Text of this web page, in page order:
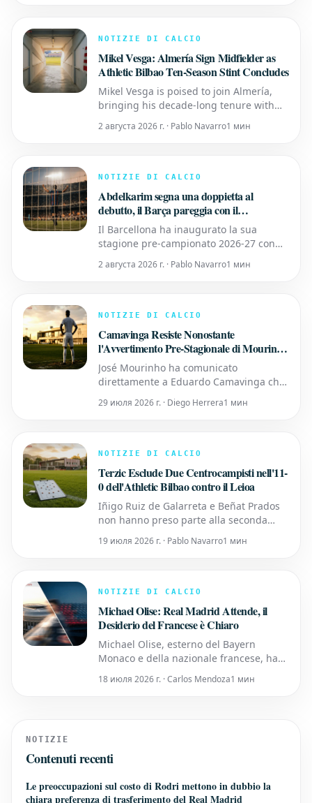
quotidiano spagnolo afferma che il
NOTIZIE DI CALCIO
Mikel Vesga: Almería Sign Midfielder as
Athletic Bilbao Ten-Season Stint Concludes
Mikel Vesga is poised to join Almería,
bringing his decade-long tenure with
old midfielder, a left-footed player, is
formality. Almería Secures Vesga's
2 августа 2026 г. · Pablo Navarro1 мин
NOTIZIE DI CALCIO
Abdelkarim segna una doppietta al
debutto, il Barça pareggia con il
Birmingham
Il Barcellona ha inaugurato la sua
stagione pre-campionato 2026-27 con
Birmingham City a St Andrew’s, venerdì.
bottino di gol con i blaugrana.
tempo a
2 августа 2026 г. · Pablo Navarro1 мин
NOTIZIE DI CALCIO
Camavinga Resiste Nonostante
l'Avvertimento Pre-Stagionale di Mourinho
al Real Madrid
José Mourinho ha comunicato
direttamente a Eduardo Camavinga che
nella prossima stagione saranno
restare e lottare per il suo posto. Lo
Valentín i
29 июля 2026 г. · Diego Herrera1 мин
NOTIZIE DI CALCIO
Terzic Esclude Due Centrocampisti nell'11-
0 dell'Athletic Bilbao contro il Leioa
Iñigo Ruiz de Galarreta e Beñat Prados
non hanno preso parte alla seconda
Bilbao a Sarriena. L'allenatore Edin
senza impiegare nessuno dei due
19 июля 2026 г. · Pablo Navarro1 мин
NOTIZIE DI CALCIO
Michael Olise: Real Madrid Attende, il
Desiderio del Francese è Chiaro
Michael Olise, esterno del Bayern
Monaco e della nazionale francese, ha
il suo desiderio di unirsi al Real Madrid,
18 июля 2026 г. · Carlos Mendoza1 мин
NOTIZIE
Contenuti recenti
Le preoccupazioni sul costo di Rodri mettono in dubbio la
chiara preferenza di trasferimento del Real Madrid